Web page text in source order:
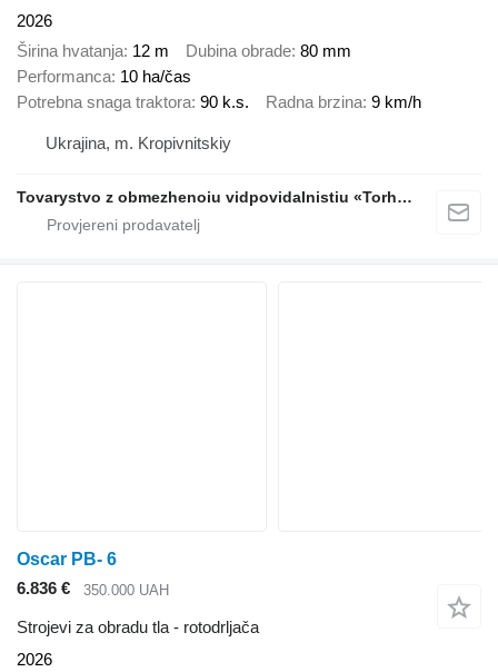
2026
Širina hvatanja 12 m Dubina obrade 80 mm
Performanca 10 ha/čas
Potrebna snaga traktora 90 k.s. Radna brzina 9 km/h
Ukrajina, m. Kropivnitskiy
Tovarystvo z obmezhenoiu vidpovidalnistiu «Torhovyi Dim Ahro Partnery»
Oscar PB- 6
6.836 €
350.000 UAH
Strojevi za obradu tla - rotodrljača
2026